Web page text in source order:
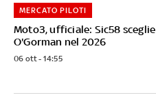
Moto3, ufficiale: Sic58 sceglie
O'Gorman nel 2026
MERCATO PILOTI
06 ott - 14:55